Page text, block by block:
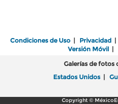
Condiciones de Uso | Privacidad |
Versión Móvil|
Galerías de fotos
Estados Unidos |
Copyright ©